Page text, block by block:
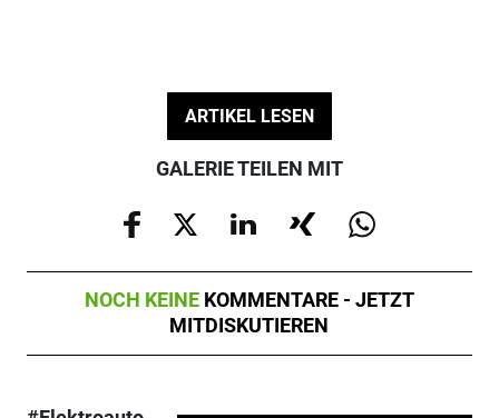
ARTIKEL LESEN
GALERIE TEILEN MIT
NOCH KEINE KOMMENTARE - JETZT
MITDISKUTIEREN